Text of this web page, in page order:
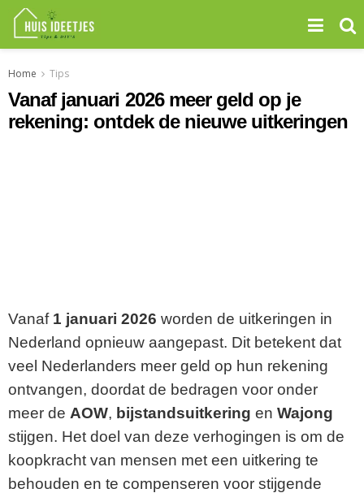
Home Tips
Vanaf januari 2026 meer geld op je
rekening: ontdek de nieuwe uitkeringen
Vanaf 1 januari 2026 worden de uitkeringen in
Nederland opnieuw aangepast. Dit betekent dat
veel Nederlanders meer geld op hun rekening
ontvangen, doordat de bedragen voor onder
meer de AOW, bijstandsuitkering en Wajong
stijgen. Het doel van deze verhogingen is om de
koopkracht van mensen met een uitkering te
behouden en te compenseren voor stijgende